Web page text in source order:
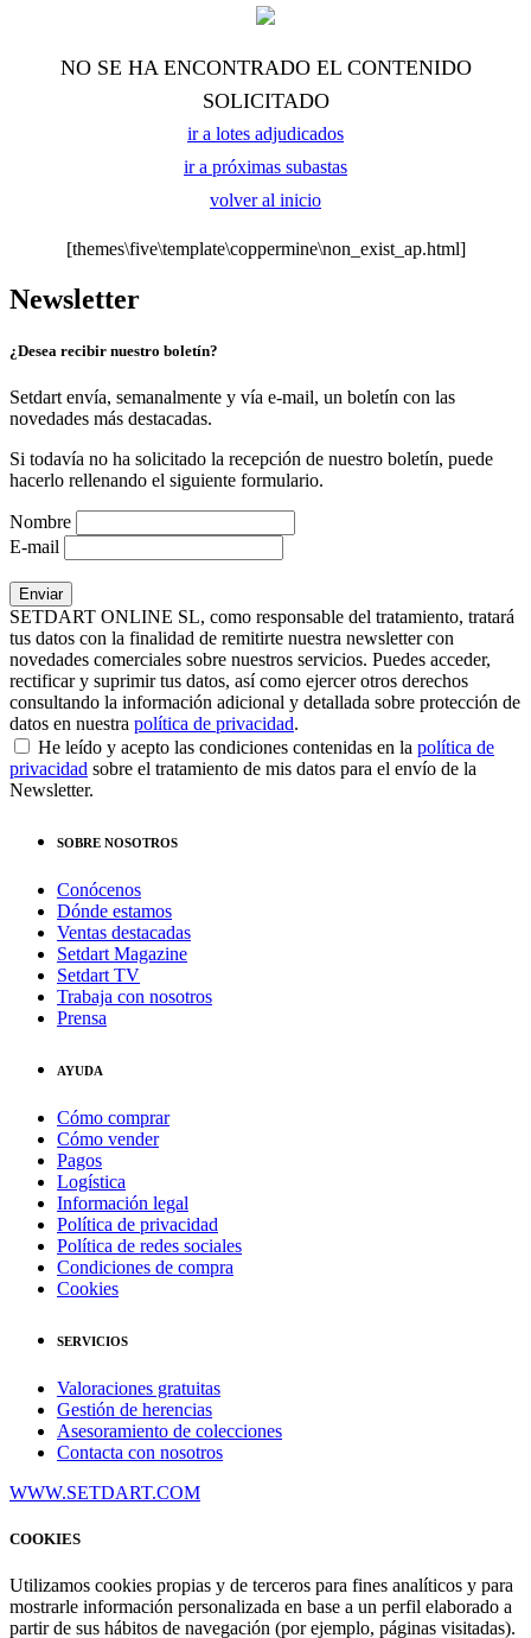
NO SE HA ENCONTRADO EL CONTENIDO
SOLICITADO
ir a lotes adjudicados
ir a próximas subastas
volver al inicio
[themes\five\template\coppermine\non_exist_ap.html]
Newsletter
¿Desea recibir nuestro boletín?
Setdart envía, semanalmente y vía e-mail, un boletín con las
novedades más destacadas.
Si todavía no ha solicitado la recepción de nuestro boletín, puede
hacerlo rellenando el siguiente formulario.
Nombre
E-mail
SETDART ONLINE SL, como responsable del tratamiento, tratará
tus datos con la finalidad de remitirte nuestra newsletter con
novedades comerciales sobre nuestros servicios. Puedes acceder,
rectificar y suprimir tus datos, así como ejercer otros derechos
consultando la información adicional y detallada sobre protección de
datos en nuestra política de privacidad.
He leído y acepto las condiciones contenidas en la política de
privacidad sobre el tratamiento de mis datos para el envío de la
Newsletter.
SOBRE NOSOTROS
Conócenos
Dónde estamos
Ventas destacadas
Setdart Magazine
Setdart TV
Trabaja con nosotros
Prensa
AYUDA
Cómo comprar
Cómo vender
Pagos
Logística
Información legal
Política de privacidad
Política de redes sociales
Condiciones de compra
Cookies
SERVICIOS
Valoraciones gratuitas
Gestión de herencias
Asesoramiento de colecciones
Contacta con nosotros
WWW.SETDART.COM
COOKIES
Utilizamos cookies propias y de terceros para fines analíticos y para
mostrarle información personalizada en base a un perfil elaborado a
partir de sus hábitos de navegación (por ejemplo, páginas visitadas).